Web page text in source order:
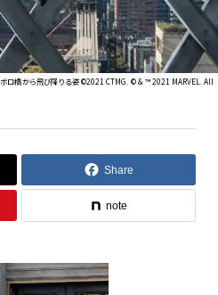
ロ橋から飛び降りる姿 ©2021 CTMG. © & ™ 2021 MARVEL. All
Share
note